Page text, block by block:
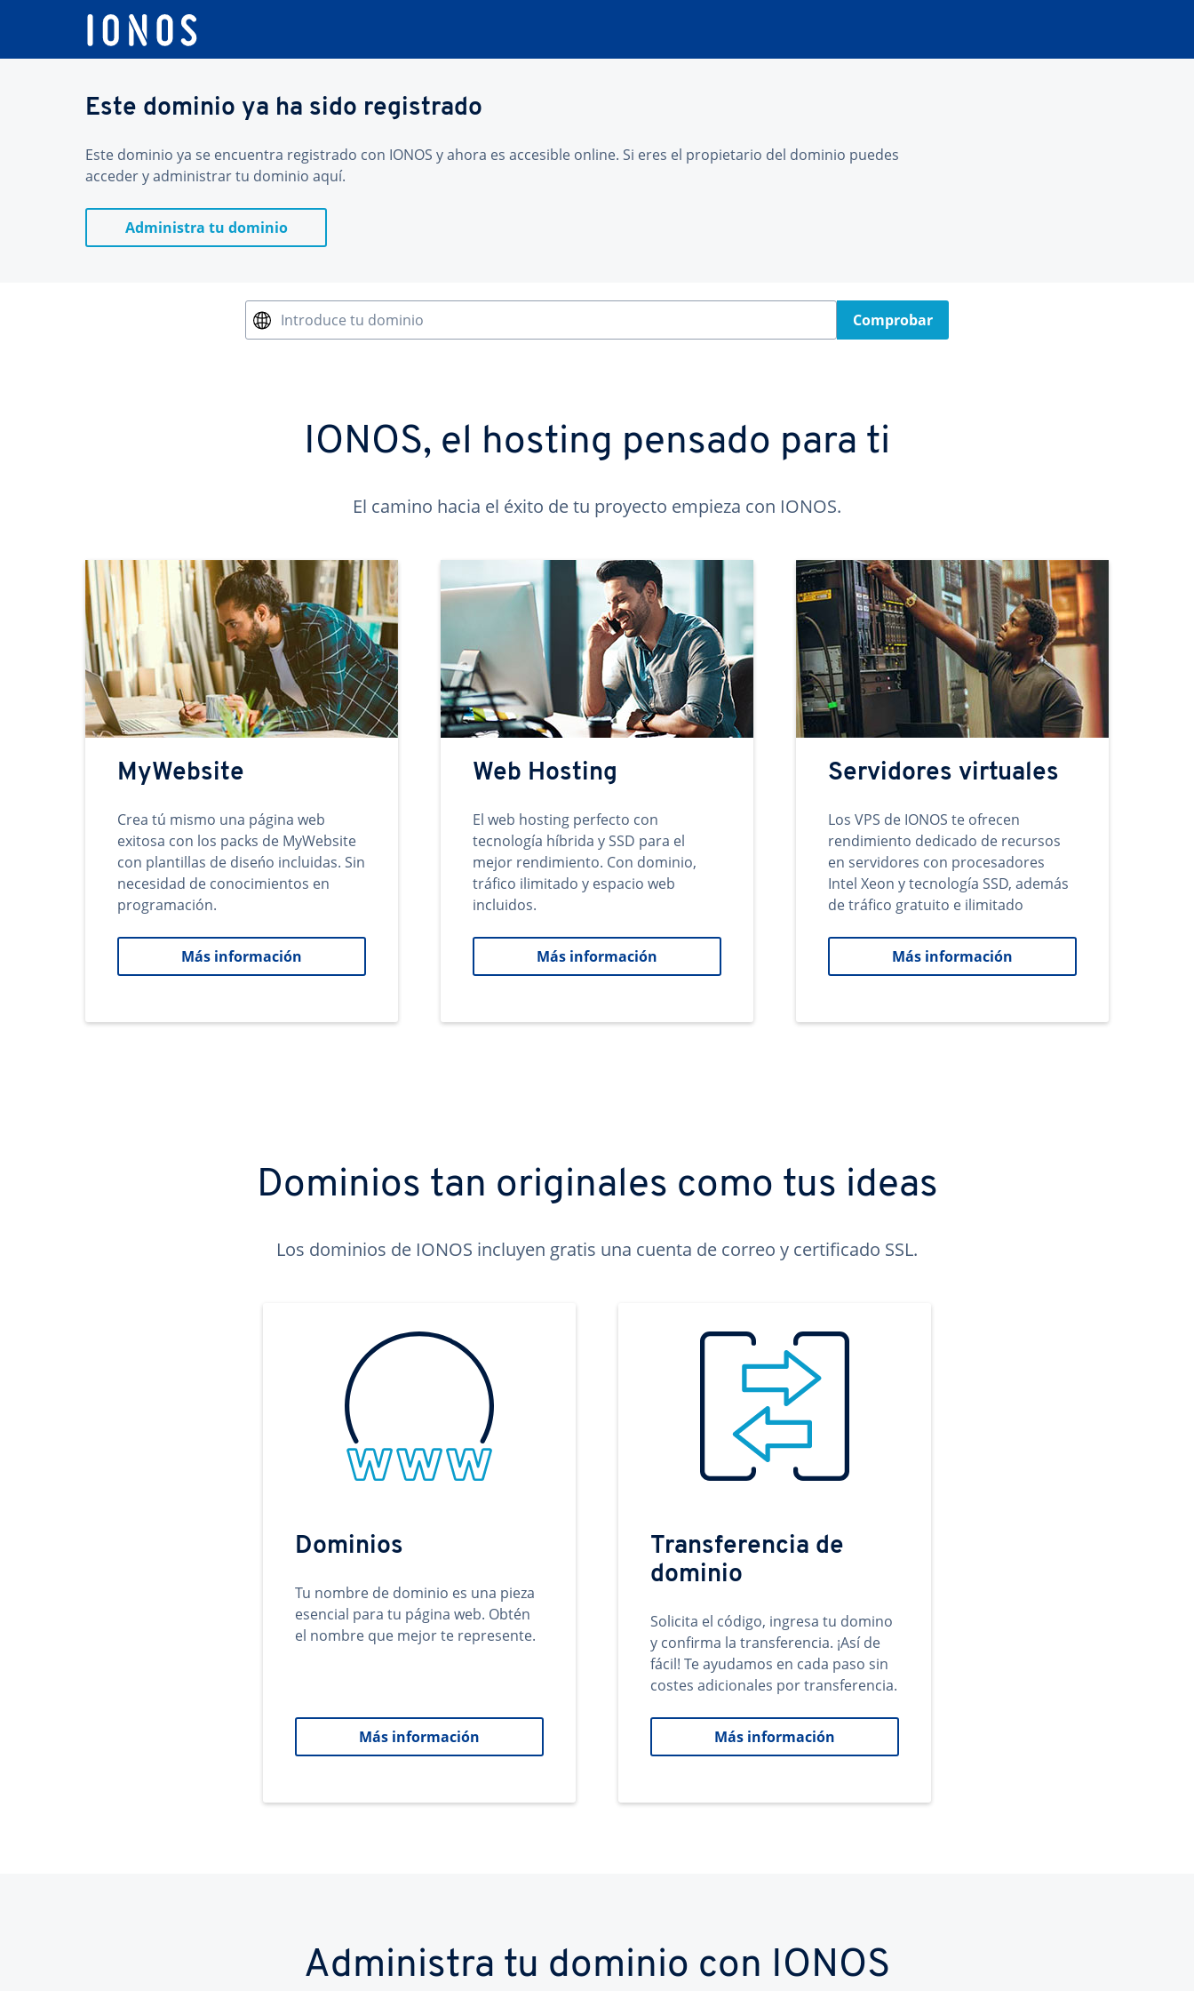
Este dominio ya ha sido registrado
Este dominio ya se encuentra registrado con IONOS y ahora es accesible online. Si eres el propietario del dominio puedes
acceder y administrar tu dominio aquí.
Administra tu dominio
Introduce tu dominio Comprobar
IONOS, el hosting pensado para ti
El camino hacia el éxito de tu proyecto empieza con IONOS.
MyWebsite
Crea tú mismo una página web
exitosa con los packs de MyWebsite
con plantillas de diseńo incluidas. Sin
necesidad de conocimientos en
programación.
Más información
Web Hosting
El web hosting perfecto con
tecnología híbrida y SSD para el
mejor rendimiento. Con dominio,
tráfico ilimitado y espacio web
incluidos.
Más información
Servidores virtuales
Los VPS de IONOS te ofrecen
rendimiento dedicado de recursos
en servidores con procesadores
Intel Xeon y tecnología SSD, además
de tráfico gratuito e ilimitado
Más información
Dominios tan originales como tus ideas
Los dominios de IONOS incluyen gratis una cuenta de correo y certificado SSL.
Dominios
Tu nombre de dominio es una pieza
esencial para tu página web. Obtén
el nombre que mejor te represente.
Más información
Transferencia de
dominio
Solicita el código, ingresa tu domino
y confirma la transferencia. ¡Así de
fácil! Te ayudamos en cada paso sin
costes adicionales por transferencia.
Más información
Administra tu dominio con IONOS